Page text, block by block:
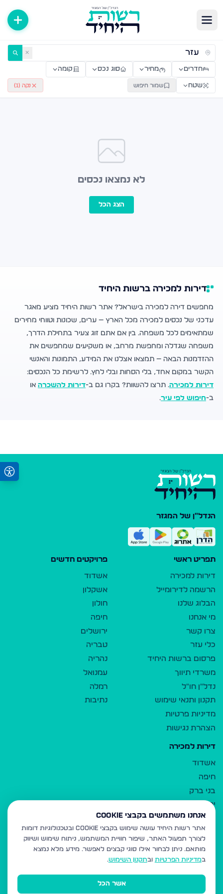
דירות למכירה ולהשכרה — רשות היחיד ✕
חדרים מחיר סוג נכס קומה
שטח שמור חיפוש נקה ( 1
)
לא נמצאו נכסים
הצג הכל
דירות למכירה ברשות היחיד
מחפשים דירה למכירה בישראל? אתר רשות היחיד מציע מאגר
עדכני של נכסים למכירה מכל הארץ — ערים, שכונות וטווחי מחירים
שמתאימים לכל משפחה. בין אם אתם זוג צעיר בתחילת הדרך,
משפחה שגדלה ומחפשת מרחב, או משקיעים שמחפשים את
ההזדמנות הבאה — תמצאו אצלנו את המידע, התמונות והאנשי
הקשר במקום אחד, בלי הסחות ובלי לחץ. לרשימת כל הנכסים:
דירות למכירה. תרצו להשוות? בקרו גם ב-דירות להשכרה או
ב-חיפוש לפי עיר.
הנדל"ן של המגזר
תפריט ראשי
דירות למכירה
הרשמה לדירומייל
הבלוג שלנו
מי אנחנו
צרו קשר
כלי עזר
פרסום ברשות היחיד
משרדי תיווך
נדל"ן חו"ל
תקנון ותנאי שימוש
מדיניות פרטיות
הצהרת נגישות
פרויקטים חדשים
אשדוד
אשקלון
חולון
חיפה
ירושלים
טבריה
נהריה
עמנואל
רמלה
נתיבות
דירות למכירה
אשדוד
חיפה
בני ברק
ירושלים
אלעד
גבעת זאב
בית שמש
רכסים
מודיעין עילית
אנחנו משתמשים בקבצי Cookie
אתר רשות היחיד עושה שימוש בקבצי Cookie ובטכנולוגיות דומות
לצורך תפעול האתר, שיפור חוויית המשתמש, ניתוח שימוש ושיווק
מותאם. ניתן לבחור אילו סוגי קבצים לאפשר. מידע מלא נמצא
במדיניות הפרטיות ובתקנון השימוש.
אשר הכל